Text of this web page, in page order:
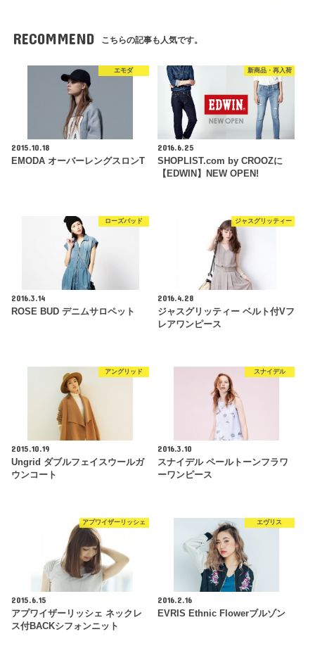
RECOMMEND こちらの記事も人気です。
エモダ
2015.10.18
EMODA オーバーレングスロンT
新商品・再入荷
2016.6.25
SHOPLIST.com by CROOZに
【EDWIN】NEW OPEN!
ローズバッド
2016.3.14
ROSE BUD デニムサロペット
ジャスグリッティー
2016.4.28
ジャスグリッティー ベルト付Vフ
レアワンピース
アングリッド
2015.10.19
Ungrid ダブルフェイスウールガ
ウンコート
スナイデル
2016.3.10
スナイデル ペールトーンフラワ
ーワンピース
アプワイザーリッシェ
2015.6.15
アプワイザーリッシェ ネックレ
ス付BACKシフォンニット
エヴリス
2016.2.16
EVRIS Ethnic Flowerブルゾン